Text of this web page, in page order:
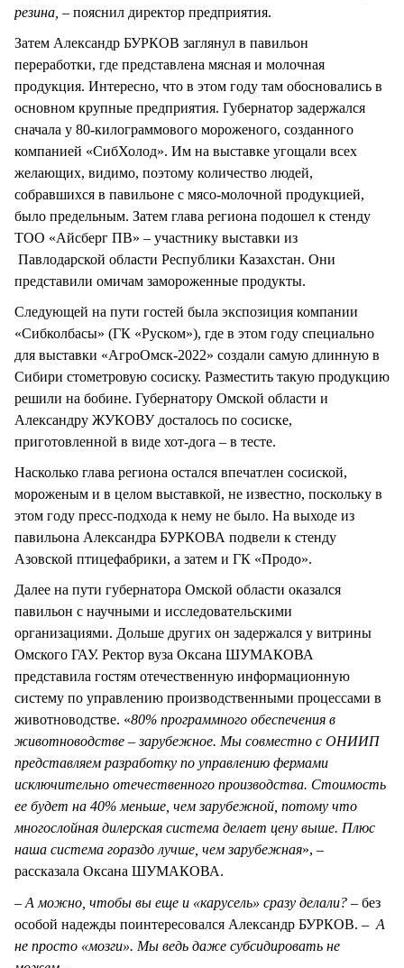
резина, – пояснил директор предприятия.
Затем Александр БУРКОВ заглянул в павильон
переработки, где представлена мясная и молочная
продукция. Интересно, что в этом году там обосновались в
основном крупные предприятия. Губернатор задержался
сначала у 80-килограммового мороженого, созданного
компанией «СибХолод». Им на выставке угощали всех
желающих, видимо, поэтому количество людей,
собравшихся в павильоне с мясо-молочной продукцией,
было предельным. Затем глава региона подошел к стенду
ТОО «Айсберг ПВ» – участнику выставки из
Павлодарской области Республики Казахстан. Они
представили омичам замороженные продукты.
Следующей на пути гостей была экспозиция компании
«Сибколбасы» (ГК «Руском»), где в этом году специально
для выставки «АгроОмск-2022» создали самую длинную в
Сибири стометровую сосиску. Разместить такую продукцию
решили на бобине. Губернатору Омской области и
Александру ЖУКОВУ досталось по сосиске,
приготовленной в виде хот-дога – в тесте.
Насколько глава региона остался впечатлен сосиской,
мороженым и в целом выставкой, не известно, поскольку в
этом году пресс-подхода к нему не было. На выходе из
павильона Александра БУРКОВА подвели к стенду
Азовской птицефабрики, а затем и ГК «Продо».
Далее на пути губернатора Омской области оказался
павильон с научными и исследовательскими
организациями. Дольше других он задержался у витрины
Омского ГАУ. Ректор вуза Оксана ШУМАКОВА
представила гостям отечественную информационную
систему по управлению производственными процессами в
животноводстве. «80% программного обеспечения в
животноводстве – зарубежное. Мы совместно с ОНИИП
представляем разработку по управлению фермами
исключительно отечественного производства. Стоимость
ее будет на 40% меньше, чем зарубежной, потому что
многослойная дилерская система делает цену выше. Плюс
наша система гораздо лучше, чем зарубежная», –
рассказала Оксана ШУМАКОВА.
– А можно, чтобы вы еще и «карусель» сразу делали? – без
особой надежды поинтересовался Александр БУРКОВ. – А
не просто «мозги». Мы ведь даже субсидировать не